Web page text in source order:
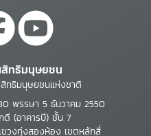
ทธิมนุษยชน
ทธิมนุษยชนแห่งชาติ
พรรษา 5 ธันวาคม 2550
ดี (อาคารบี) ชั้น 7
วงทุ่งสองห้อง เขตหลักสี่